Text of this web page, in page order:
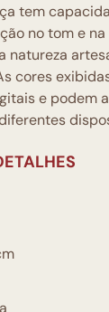
tem
no tom e
natureza
cores
e podem